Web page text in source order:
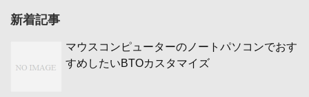
新着記事
マウスコンピューターのノートパソコンでおす
すめしたいBTOカスタマイズ